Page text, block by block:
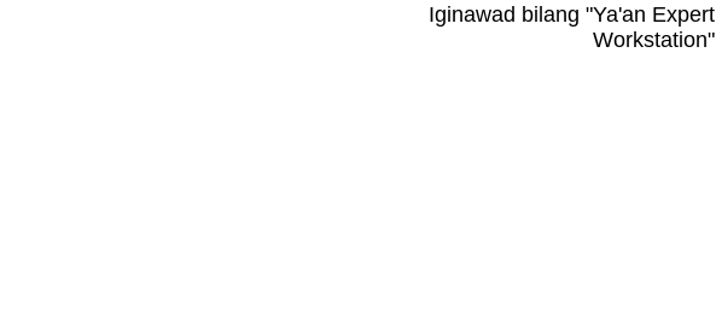
Iginawad bilang "Ya'an Expert
Workstation"